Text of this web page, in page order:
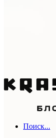
Поиск...